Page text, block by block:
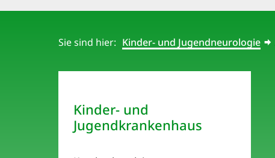
Sie sind hier: Kinder- und Jugendneurologie
Kinder- und
Jugendkrankenhaus